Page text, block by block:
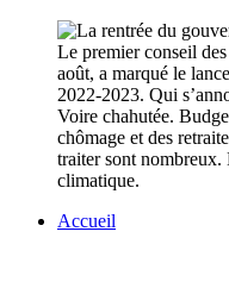
Le premier conseil
août, a marqué le
2022-2023. Qui
Voire chahutée.
chômage et des
traiter sont nombreux.
climatique.
Accueil